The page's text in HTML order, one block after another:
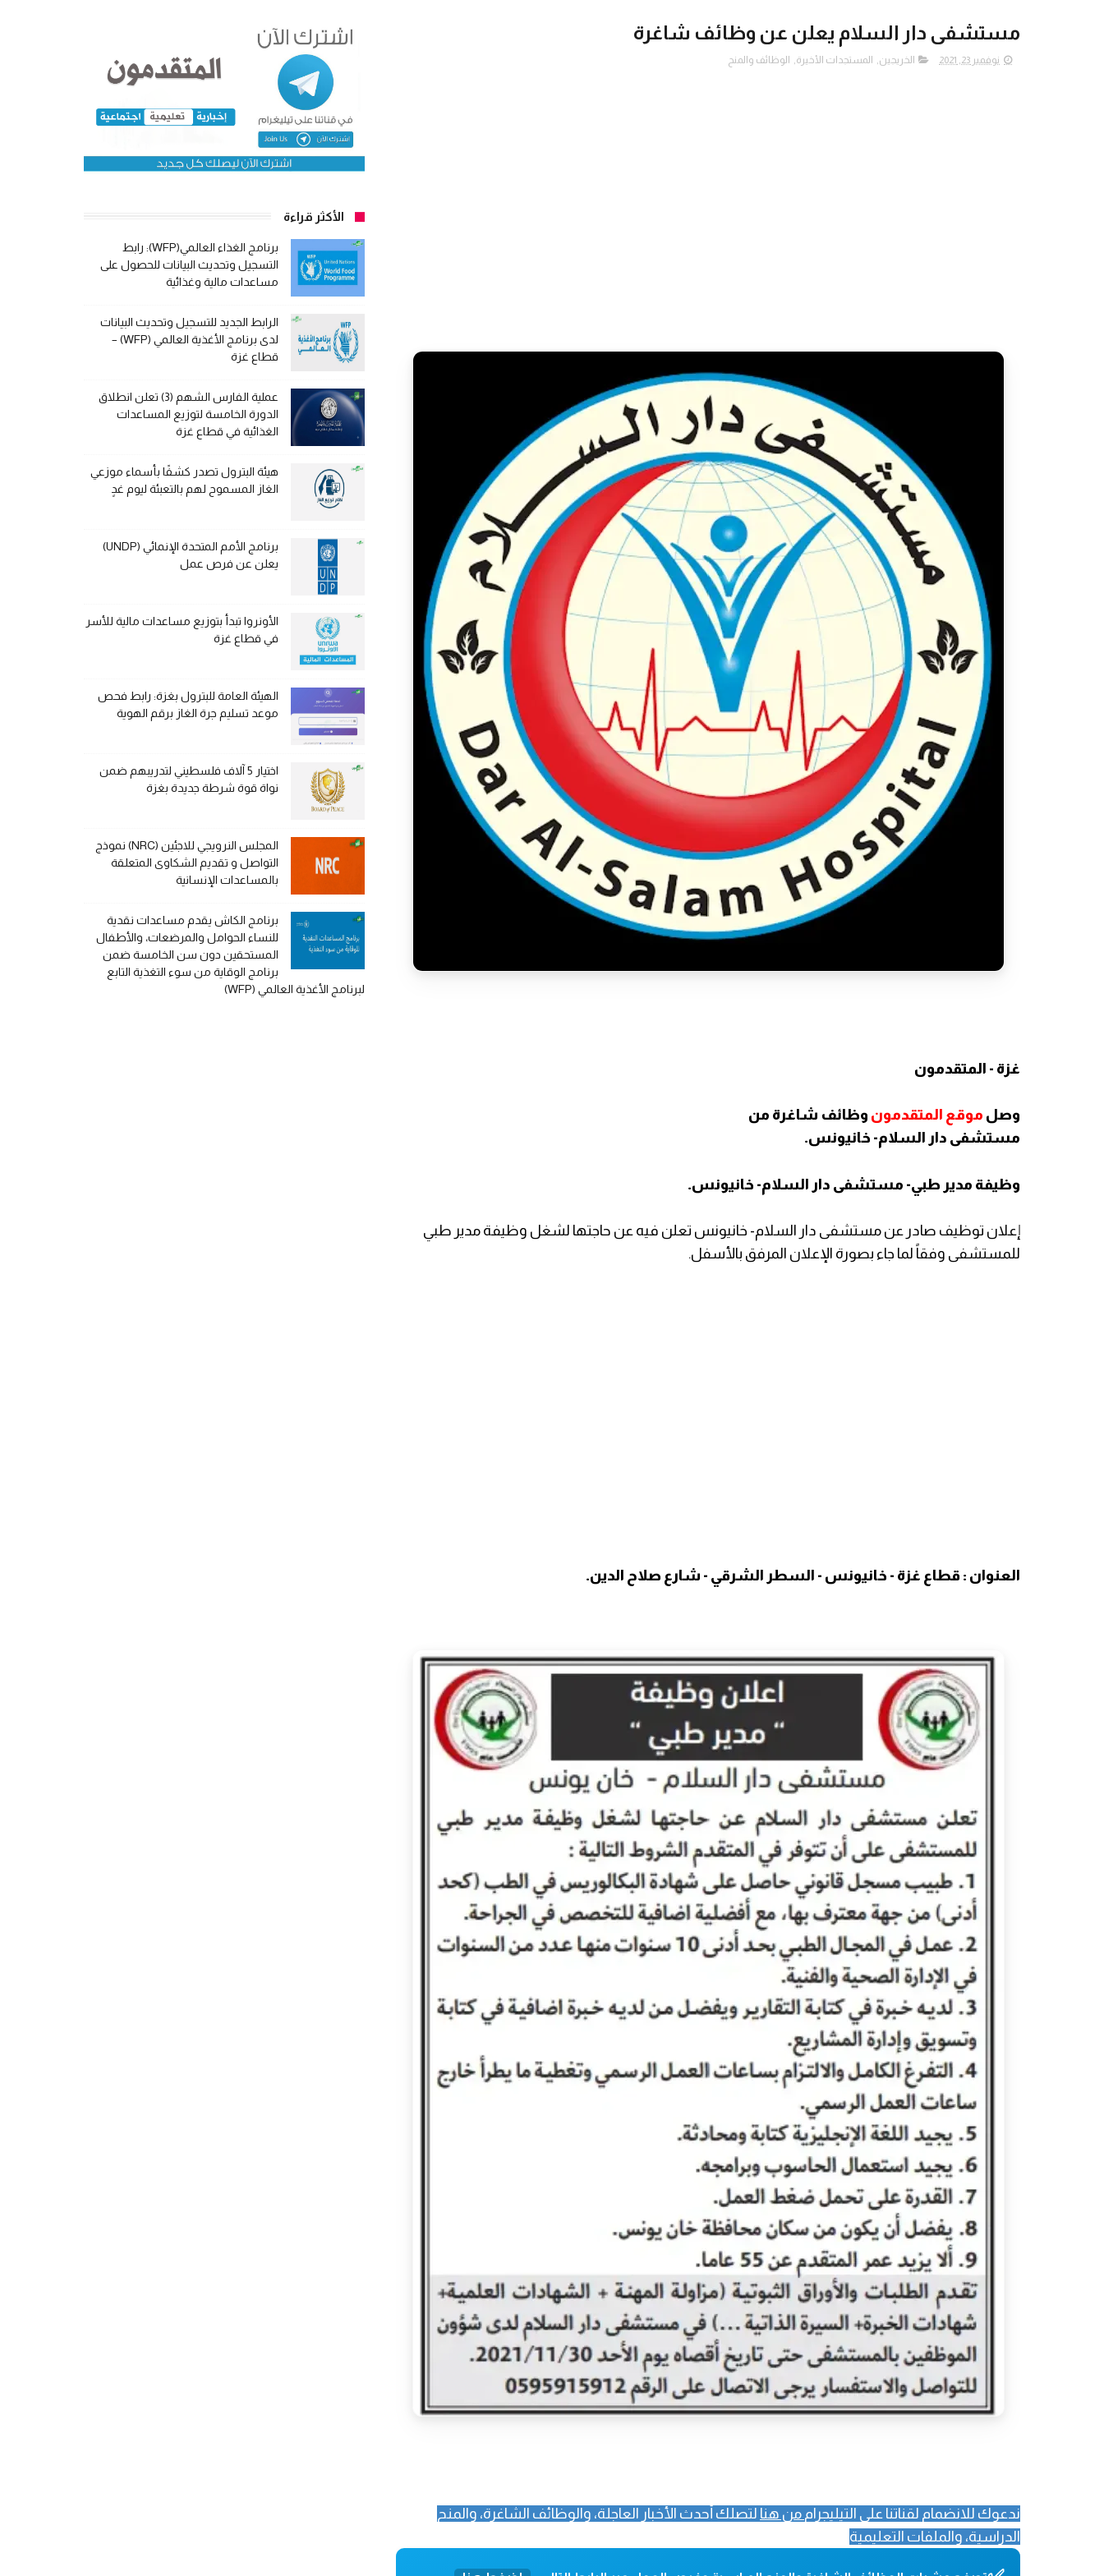
مستشفى دار السلام يعلن عن وظائف شاغرة
نوفمبر 23, 2021 الخريجين, المستجدات الأخيرة, الوظائف والمنح
غزة - المتقدمون
وصل موقع المتقدمون وظائف شاغرة من
مستشفى دار السلام- خانيونس.
وظيفة مدير طبي- مستشفى دار السلام- خانيونس.
إعلان توظيف صادر عن مستشفى دار السلام- خانيونس تعلن فيه عن حاجتها لشغل وظيفة مدير طبي
للمستشفى وفقاً لما جاء بصورة الإعلان المرفق بالأسفل.
العنوان : قطاع غزة - خانيونس - السطر الشرقي - شارع صلاح الدين.
ندعوك للانضمام لقناتنا على التيليجرام من هنا لتصلك أحدث الأخبار العاجلة، والوظائف الشاغرة، والمنح
الدراسية، والملفات التعليمية
الأكثر قراءة
برنامج الغذاء العالمي(WFP): رابط
التسجيل وتحديث البيانات للحصول على
مساعدات مالية وغذائية
الرابط الجديد للتسجيل وتحديث البيانات
لدى برنامج الأغذية العالمي (WFP) –
قطاع غزة
عملية الفارس الشهم (3) تعلن انطلاق
الدورة الخامسة لتوزيع المساعدات
الغذائية في قطاع غزة
هيئة البترول تصدر كشفًا بأسماء موزعي
الغاز المسموح لهم بالتعبئة ليوم غدٍ
برنامج الأمم المتحدة الإنمائي (UNDP)
يعلن عن فرص عمل
الأونروا تبدأ بتوزيع مساعدات مالية للأسر
في قطاع غزة
الهيئة العامة للبترول بغزة: رابط فحص
موعد تسليم جرة الغاز برقم الهوية
اختيار 5 آلاف فلسطيني لتدريبهم ضمن
نواة قوة شرطة جديدة بغزة
المجلس النرويجي للاجئين (NRC) نموذج
التواصل و تقديم الشكاوى المتعلقة
بالمساعدات الإنسانية
برنامج الكاش يقدم مساعدات نقدية
للنساء الحوامل والمرضعات، والأطفال
المستحقين دون سن الخامسة ضمن
برنامج الوقاية من سوء التغذية التابع
لبرنامج الأغذية العالمي (WFP)